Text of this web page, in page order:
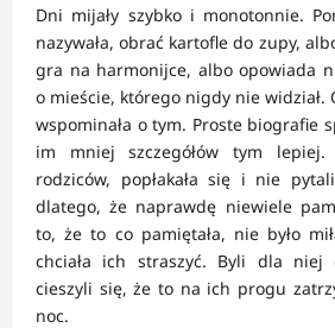
Dni mijały szybko i monotonnie.
nazywała, obrać kartofle do zupy,
gra na harmonijce, albo opowiada
o mieście, którego nigdy nie widział.
wspominała o tym. Proste biografie
im mniej szczegółów tym
rodziców, popłakała się i nie
dlatego, że naprawdę niewiele
to, że to co pamiętała, nie było
chciała ich straszyć. Byli dla niej
cieszyli się, że to na ich progu
noc.